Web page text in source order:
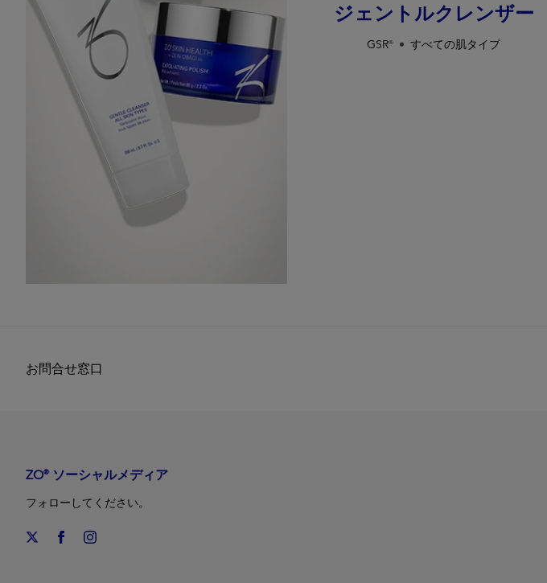
ジェントルクレンザー
GSR® すべての肌タイプ
お問合せ窓口
ZO® ソーシャルメディア
フォローしてください。